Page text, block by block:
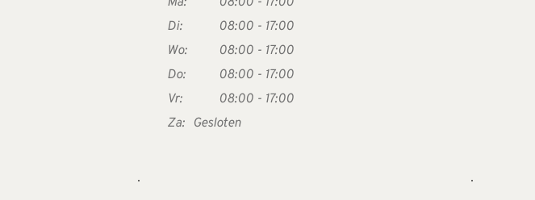
Di:
08:00 - 17:00
Wo:
08:00 - 17:00
Do:
08:00 - 17:00
Vr:
08:00 - 17:00
Za: Gesloten